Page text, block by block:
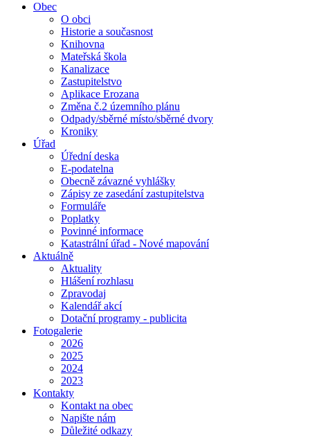
Obec
O obci
Historie a současnost
Knihovna
Mateřská škola
Kanalizace
Zastupitelstvo
Aplikace Erozana
Změna č.2 územního plánu
Odpady/sběrné místo/sběrné dvory
Kroniky
Úřad
Úřední deska
E-podatelna
Obecně závazné vyhlášky
Zápisy ze zasedání zastupitelstva
Formuláře
Poplatky
Povinné informace
Katastrální úřad - Nové mapování
Aktuálně
Aktuality
Hlášení rozhlasu
Zpravodaj
Kalendář akcí
Dotační programy - publicita
Fotogalerie
2026
2025
2024
2023
Kontakty
Kontakt na obec
Napište nám
Důležité odkazy